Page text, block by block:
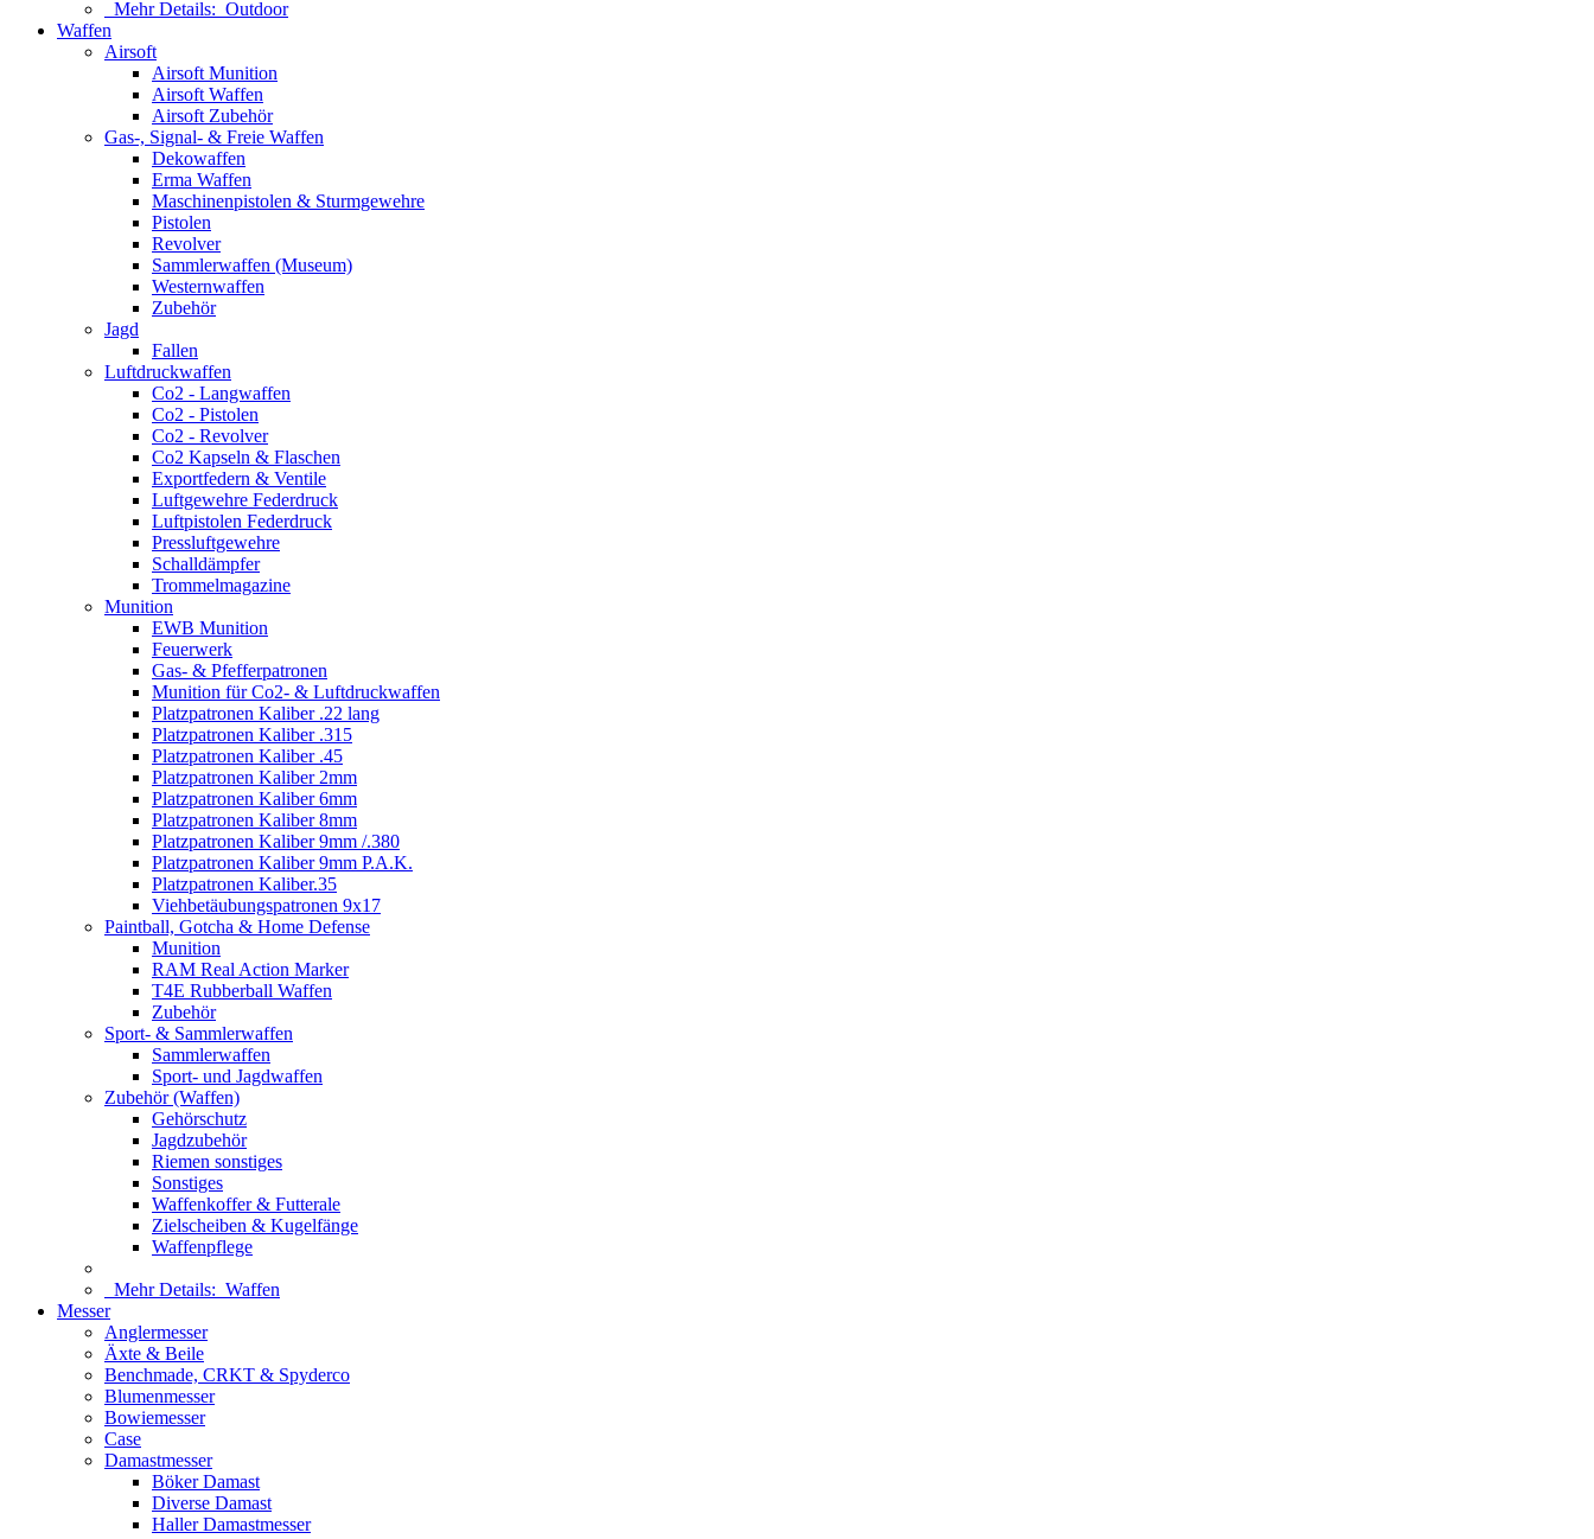
Mehr Details: Outdoor
Waffen
Airsoft
Airsoft Munition
Airsoft Waffen
Airsoft Zubehör
Gas-, Signal- & Freie Waffen
Dekowaffen
Erma Waffen
Maschinenpistolen & Sturmgewehre
Pistolen
Revolver
Sammlerwaffen (Museum)
Westernwaffen
Zubehör
Jagd
Fallen
Luftdruckwaffen
Co2 - Langwaffen
Co2 - Pistolen
Co2 - Revolver
Co2 Kapseln & Flaschen
Exportfedern & Ventile
Luftgewehre Federdruck
Luftpistolen Federdruck
Pressluftgewehre
Schalldämpfer
Trommelmagazine
Munition
EWB Munition
Feuerwerk
Gas- & Pfefferpatronen
Munition für Co2- & Luftdruckwaffen
Platzpatronen Kaliber .22 lang
Platzpatronen Kaliber .315
Platzpatronen Kaliber .45
Platzpatronen Kaliber 2mm
Platzpatronen Kaliber 6mm
Platzpatronen Kaliber 8mm
Platzpatronen Kaliber 9mm /.380
Platzpatronen Kaliber 9mm P.A.K.
Platzpatronen Kaliber.35
Viehbetäubungspatronen 9x17
Paintball, Gotcha & Home Defense
Munition
RAM Real Action Marker
T4E Rubberball Waffen
Zubehör
Sport- & Sammlerwaffen
Sammlerwaffen
Sport- und Jagdwaffen
Zubehör (Waffen)
Gehörschutz
Jagdzubehör
Riemen sonstiges
Sonstiges
Waffenkoffer & Futterale
Zielscheiben & Kugelfänge
Waffenpflege
Mehr Details: Waffen
Messer
Anglermesser
Äxte & Beile
Benchmade, CRKT & Spyderco
Blumenmesser
Bowiemesser
Case
Damastmesser
Böker Damast
Diverse Damast
Haller Damastmesser